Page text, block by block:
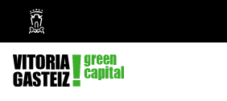
Ayuntamiento
Vitoria-
Gasteiz